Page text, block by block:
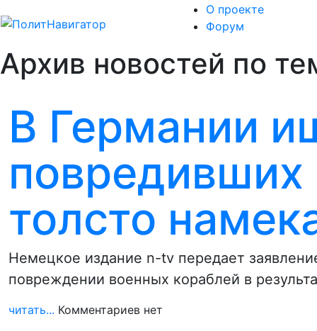
О проекте
Форум
Архив новостей по
В Германии
толсто
Немецкое издание n-tv передает
повреждении военных кораблей в
читать... Комментариев нет